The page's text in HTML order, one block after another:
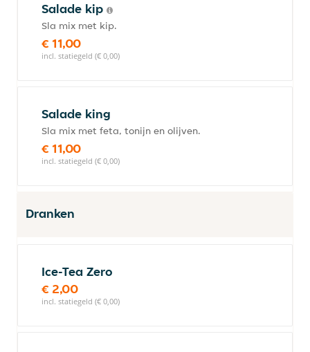
Salade kip
Sla mix met kip.
€ 11,00
incl. statiegeld (€ 0,00)
Salade king
Sla mix met feta, tonijn en olijven.
€ 11,00
incl. statiegeld (€ 0,00)
Dranken
Ice-Tea Zero
€ 2,00
incl. statiegeld (€ 0,00)